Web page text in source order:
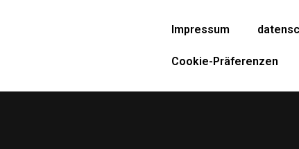
Impressum
Cookie-Präferenzen